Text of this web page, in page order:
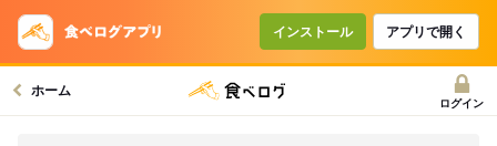
インストール アプリで開く
ホーム
ログイン